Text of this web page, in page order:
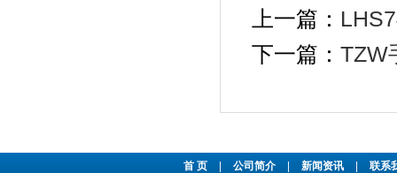
上一篇：
下一篇： TZW
首 页 公司简介 新闻资讯 联系